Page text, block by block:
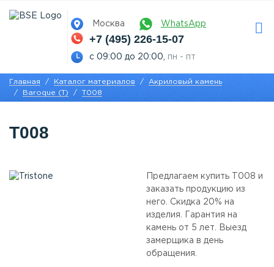
Москва WhatsApp
+7 (495) 226-15-07
с 09:00 до 20:00, пн - пт
Главная Каталог материалов
Акриловый камень
Baroque (T)
T008
T008
Предлагаем купить T008 и
заказать продукцию из
него. Скидка 20% на
изделия. Гарантия на
камень от 5 лет. Выезд
замерщика в день
обращения.